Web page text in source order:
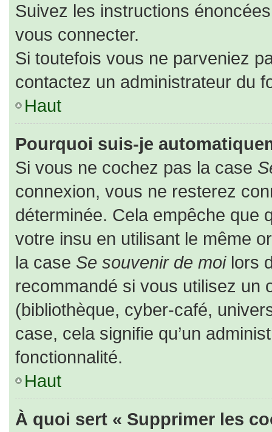
Suivez les instructions
vous connecter.
Si toutefois vous ne parveniez
contactez un administrateur du
Haut
Pourquoi suis-je
Si vous ne cochez pas la case
connexion, vous ne resterez
déterminée. Cela empêche que
votre insu en utilisant le même
la case Se souvenir de moilors
recommandé si vous utilisez un
(bibliothèque, cyber-café,
case, cela signifie qu’un
fonctionnalité.
Haut
À quoi sert « Supprimer les